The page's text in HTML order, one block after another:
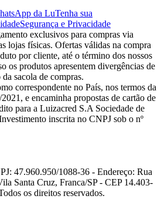
da LuTenha sua
Segurança e Privacidade
exclusivos para compras via
lojas físicas. Ofertas válidas na compra
por cliente, até o término dos nossos
os produtos apresentem divergências de
sacola de compras.
correspondente no País, nos termos da
e encaminha propostas de cartão de
para a Luizacred S.A Sociedade de
inscrita no CNPJ sob o nº
47.960.950/1088-36 - Endereço: Rua
Santa Cruz, Franca/SP - CEP 14.403-
os direitos reservados.